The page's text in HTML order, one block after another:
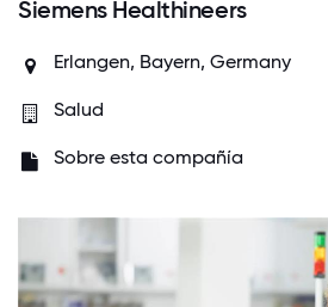
Siemens Healthineers
Erlangen, Bayern, Germany
Salud
Sobre esta compañía